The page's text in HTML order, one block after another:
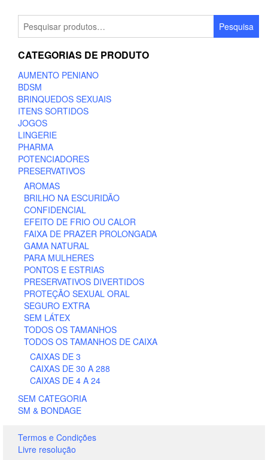
Pesquisar
por:
Pesquisa
CATEGORIAS DE PRODUTO
AUMENTO PENIANO
BDSM
BRINQUEDOS SEXUAIS
ITENS SORTIDOS
JOGOS
LINGERIE
PHARMA
POTENCIADORES
PRESERVATIVOS
AROMAS
BRILHO NA ESCURIDÃO
CONFIDENCIAL
EFEITO DE FRIO OU CALOR
FAIXA DE PRAZER PROLONGADA
GAMA NATURAL
PARA MULHERES
PONTOS E ESTRIAS
PRESERVATIVOS DIVERTIDOS
PROTEÇÃO SEXUAL ORAL
SEGURO EXTRA
SEM LÁTEX
TODOS OS TAMANHOS
TODOS OS TAMANHOS DE CAIXA
CAIXAS DE 3
CAIXAS DE 30 A 288
CAIXAS DE 4 A 24
SEM CATEGORIA
SM & BONDAGE
Termos e Condições
Livre resolução